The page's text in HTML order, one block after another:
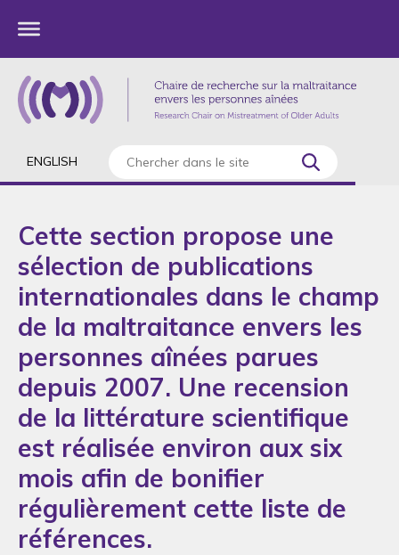
ENGLISH
Cette section propose une
sélection de publications
internationales dans le champ
de la maltraitance envers les
personnes aînées parues
depuis 2007. Une recension
de la littérature scientifique
est réalisée environ aux six
mois afin de bonifier
régulièrement cette liste de
références.